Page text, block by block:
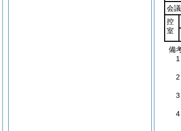
会
控
室
備